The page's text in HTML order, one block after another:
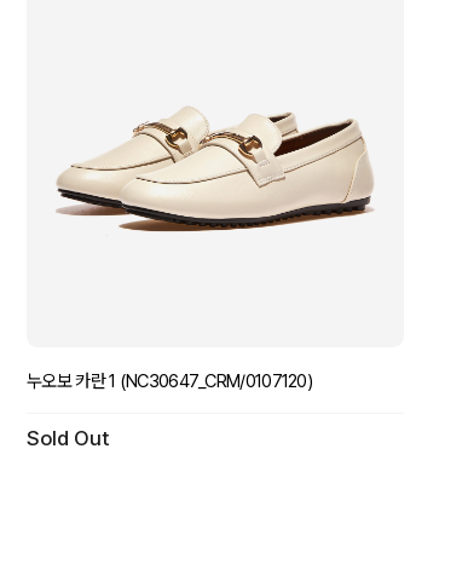
누오보 카란 1 (NC30647_CRM/0107120)
Sold Out